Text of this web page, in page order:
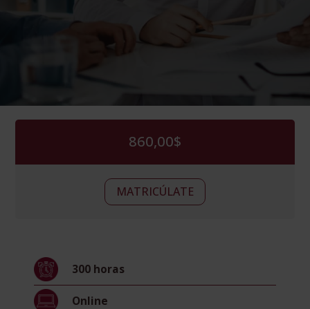
860,00$
Dirección
Asesoramiento
(Certificado
MATRICÚLATE
300 horas
Online